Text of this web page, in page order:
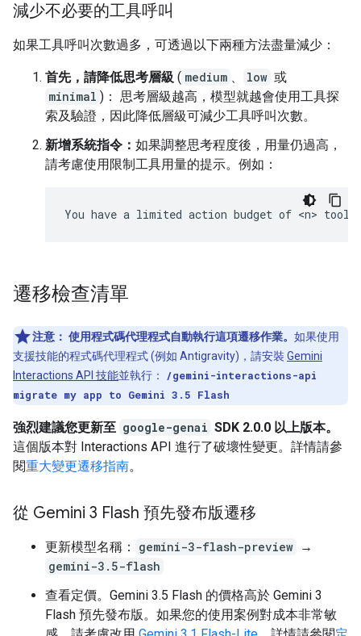
減少不必要的工具呼叫
如果工具呼叫次數過多，可透過以下兩種方法盡量減少：
首先，請降低思考層級 ( medium 、 low 或
minimal )： 思考層級越高，模型就越會使用工具探
索及驗證，因此降低層級可減少工具呼叫次數。
新增系統指令： 如果調整思考程度後，用量仍過高，
請考慮使用限制工具用量的提示。例如：
遷移檢查清單
注意： 使用程式碼代理程式自動執行這項遷移作業。 如果使用
支援技能的程式碼代理程式 (例如 Antigravity)，請安裝 Gemini
Interactions API 技能並執行：
/gemini-interactions-api
migrate my app to Gemini 3.5 Flash
強烈建議您更新至 google-genai SDK 2.0.0 以上版本。
這個版本對 Interactions API 進行了破壞性變更。詳情請參
閱重大變更遷移指南。
從 Gemini 3 Flash 預先發布版遷移
更新模型名稱： gemini-3-flash-preview →
gemini-3.5-flash
查看定價。Gemini 3.5 Flash 的價格高於 Gemini 3
Flash 預先發布版。如果您的使用案例對成本非常敏